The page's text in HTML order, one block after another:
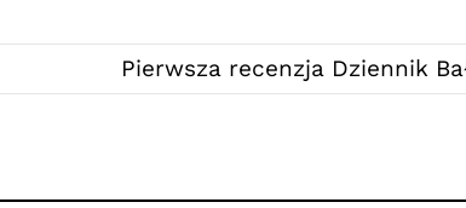
Pierwsza recenzja Dziennik